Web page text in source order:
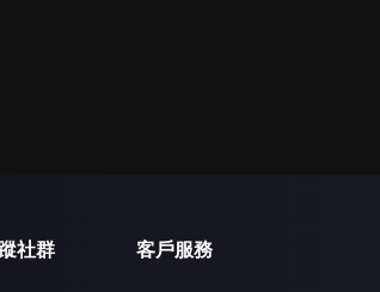
社群 客戶服務